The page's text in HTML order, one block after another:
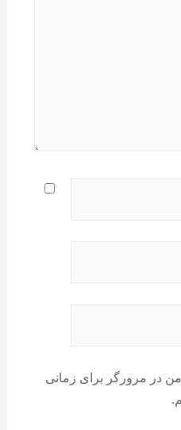
من در مرورگر برای زمانی